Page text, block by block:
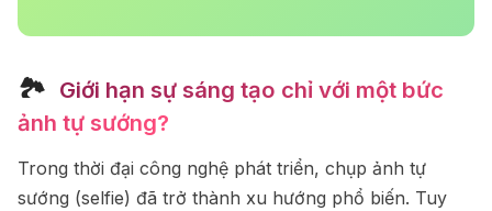
🏞 ️ Giới hạn sự sáng tạo chỉ với một bức
ảnh tự sướng?
Trong thời đại công nghệ phát triển, chụp ảnh tự
sướng (selfie) đã trở thành xu hướng phổ biến. Tuy